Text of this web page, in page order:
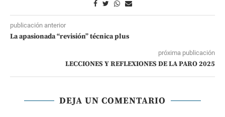
publicación anterior
La apasionada “revisión” técnica plus
próxima publicación
LECCIONES Y REFLEXIONES DE LA PARO 2025
DEJA UN COMENTARIO